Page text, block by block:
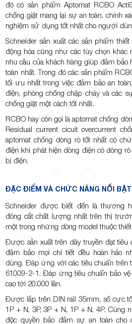
đó có sản phẩm Aptomat RCBO
chống giật mang lại sự an toàn, chính
nghiệm sử dụng tốt nhất cho người
Schneider sản xuất các sản phẩm
động hóa cũng như các tùy chọn
nhu cầu của khách hàng giúp đảm
toàn nhất. Trong đó các sản phẩm
tối ưu nhất trong việc đảm bảo an
điện, phòng chống chập cháy và các
chống giật một cách tốt nhất.
RCBO hay còn gọi là aptomat chống
Residual current cicuit overcurrent
aptomat chống dòng rò tốt nhất có
điện khi phát hiện dòng điện có dòng
bị điện.
ĐẶC ĐIỂM VÀ CHỨC NĂNG NỔI BẬT
Schneider được biết đến là thương
đóng cắt chất lượng nhất trên thị
một trong những dòng model thuộc
Được sản xuất trên dây truyền đạt tiêu
đảm bảo mọi chi tiết đều hoàn hảo
dùng. Đáp ứng với các tiêu chuẩn trên
61009-2-1. Đáp ứng tiêu chuẩn bảo vệ
cao tới 20.000 lần.
Được lắp trên DIN rail 35mm, số cực
1P + N, 3P, 3P + N, 1P + N, 4P. Cùng
độc quyền bảo đảm sự an toàn cho